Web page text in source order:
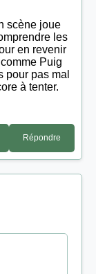
scène joue
les
en revenir
Puig
pour pas mal
à tenter.
Répondre